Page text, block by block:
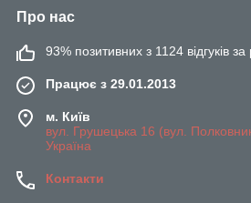
Про нас
93% позитивних з 1124 відгуків за
Працює з 29.01.2013
м. Київ
вул. Грушецька 16 (вул.
Україна
Контакти